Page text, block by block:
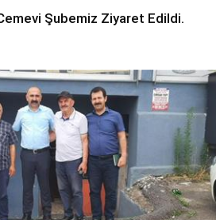
Şubemiz Ziyaret Edildi.